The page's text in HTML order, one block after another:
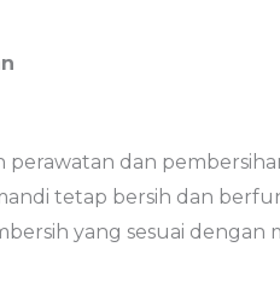
perawatan dan
tetap bersih dan
yang sesuai dengan